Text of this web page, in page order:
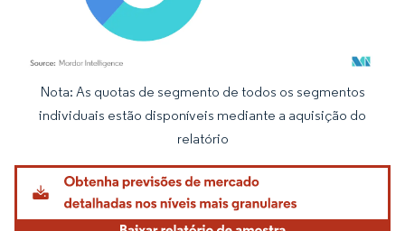
Imagem © Mordor Intelligence. O reuso requer atribuição conforme CC BY 4.0.
Nota: As quotas de segmento de todos os segmentos
individuais estão disponíveis mediante a aquisição do
relatório